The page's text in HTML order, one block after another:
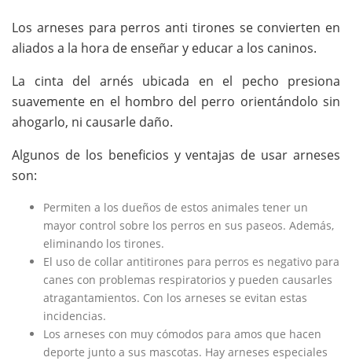
Los arneses para perros anti tirones se convierten en
aliados a la hora de enseñar y educar a los caninos.
La cinta del arnés ubicada en el pecho presiona
suavemente en el hombro del perro orientándolo sin
ahogarlo, ni causarle daño.
Algunos de los beneficios y ventajas de usar arneses
son:
Permiten a los dueños de estos animales tener un
mayor control sobre los perros en sus paseos. Además,
eliminando los tirones.
El uso de collar antitirones para perros es negativo para
canes con problemas respiratorios y pueden causarles
atragantamientos. Con los arneses se evitan estas
incidencias.
Los arneses con muy cómodos para amos que hacen
deporte junto a sus mascotas. Hay arneses especiales